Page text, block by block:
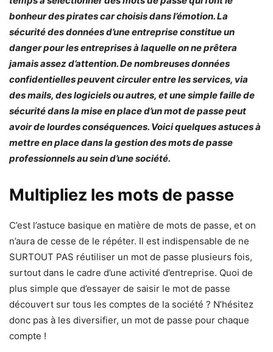
bonheur des pirates car choisis dans l’émotion. La
sécurité des données d’une entreprise constitue un
danger pour les entreprises à laquelle on ne prêtera
jamais assez d’attention. De nombreuses données
confidentielles peuvent circuler entre les services, via
des mails, des logiciels ou autres, et une simple faille de
sécurité dans la mise en place d’un mot de passe peut
avoir de lourdes conséquences. Voici quelques astuces à
mettre en place dans la gestion des mots de passe
professionnels au sein d’une société.
Multipliez les mots de passe
C’est l’astuce basique en matière de mots de passe, et on
n’aura de cesse de le répéter. Il est indispensable de ne
SURTOUT PAS réutiliser un mot de passe plusieurs fois,
surtout dans le cadre d’une activité d’entreprise. Quoi de
plus simple que d’essayer de saisir le mot de passe
découvert sur tous les comptes de la société ? N’hésitez
donc pas à les diversifier, un mot de passe pour chaque
compte !